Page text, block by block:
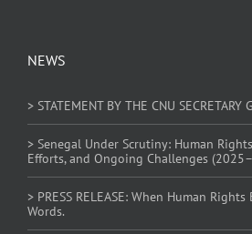
NEWS
> STATEMENT BY THE CNU SECRETARY
> Senegal Under Scrutiny: Human
Efforts, and Ongoing Challenges
> PRESS RELEASE: When Human
Words.